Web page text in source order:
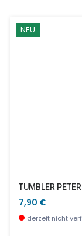
NEU
TUMBLER
7,90 €
derzeit nicht